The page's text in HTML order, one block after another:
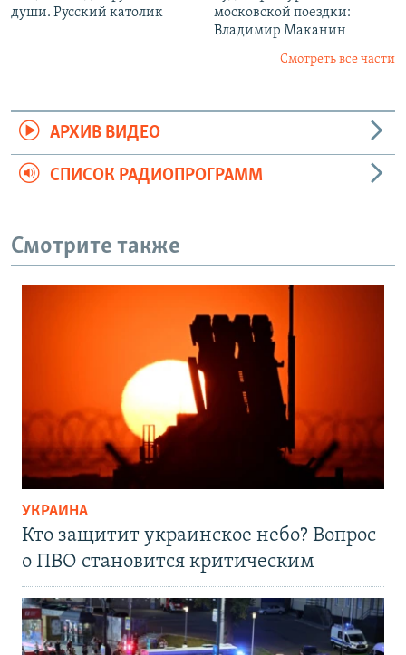
души. Русский католик
московской поездки:
Владимир Маканин
Смотреть все части
АРХИВ ВИДЕО
СПИСОК РАДИОПРОГРАММ
Смотрите также
УКРАИНА
Кто защитит украинское небо? Вопрос
о ПВО становится критическим